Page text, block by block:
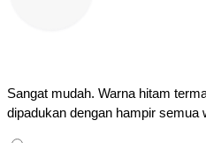
Sangat mudah. Warna hitam
dipadukan dengan hampir semua